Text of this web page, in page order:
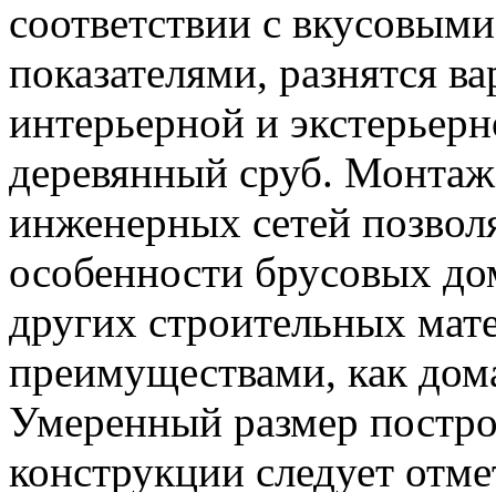
соответствии с
показателями, разнятся
интерьерной и
деревянный сруб. Монтаж
инженерных сетей
особенности брусовых
других строительных
преимуществами, как
Умеренный размер
конструкции следует